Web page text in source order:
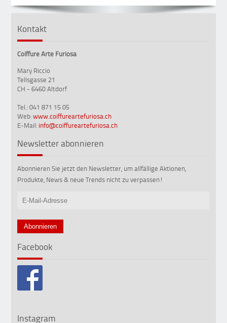
Kontakt
Coiffure Arte Furiosa
Mary Riccio
Tellsgasse 21
CH - 6460 Altdorf
Tel.: 041 871 15 05
Web:www.coiffureartefuriosa.ch
E-Mail: info@coiffureartefuriosa.ch
Newsletter abonnieren
Abonnieren Sie jetzt den Newsletter, um allfällige Aktionen,
Produkte, News & neue Trends nicht zu verpassen!
Facebook
Instagram